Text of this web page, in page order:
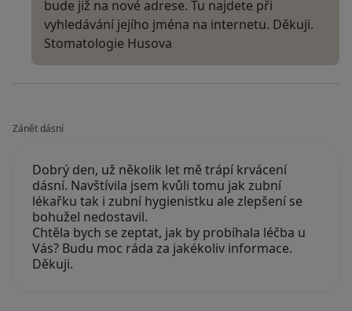
bude již na nové adrese. Tu najdete při
vyhledávání jejího jména na internetu. Děkuji.
Stomatologie Husova
Zánět dásní
Dobrý den, už několik let mě trápí krvácení
dásní. Navštívila jsem kvůli tomu jak zubní
lékařku tak i zubní hygienistku ale zlepšení se
bohužel nedostavil.
Chtěla bych se zeptat, jak by probíhala léčba u
Vás? Budu moc ráda za jakékoliv informace.
Děkuji.